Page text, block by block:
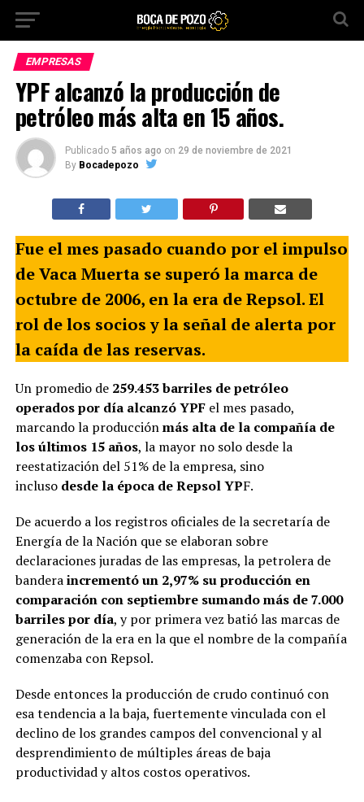
EMPRESAS
YPF alcanzó la producción de
petróleo más alta en 15 años.
Publicado 5 años ago on 29 de noviembre de 2021
By Bocadepozo
Fue el mes pasado cuando por el impulso
de Vaca Muerta se superó la marca de
octubre de 2006, en la era de Repsol. El
rol de los socios y la señal de alerta por
la caída de las reservas.
Un promedio de 259.453 barriles de petróleo
operados por día alcanzó YPFel mes pasado,
marcando la producciónmás alta de la compañía de
los últimos 15 años, la mayor no solo desde la
reestatización del 51% de la empresa, sino
incluso desde la época de Repsol YPF.
De acuerdo a los registros oficiales de la secretaría de
Energía de la Nación que se elaboran sobre
declaraciones juradas de las empresas, la petrolera de
banderaincrementó un 2,97% su producción en
comparación con septiembre sumando más de 7.000
barriles por día, y por primera vez batió las marcas de
generación de la era en la que el nombre de la compañía
comenzaba con Repsol.
Desde entonces la producción de crudo continuó con
esa tendencia a la baja, fuertemente vinculada con el
declino de los grandes campos del convencional y al
desprendimiento de múltiples áreas de baja
productividad y altos costos operativos.